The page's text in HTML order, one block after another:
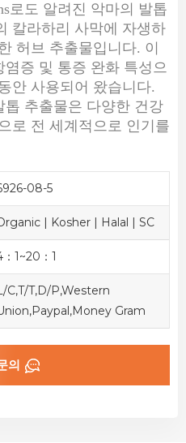
로도 알려진 악마의 발톱
칼라하리 사막에 자생하
허브 추출물입니다. 이
증 및 통증 완화 특성으
안 사용되어 왔습니다.
추출물은 다양한 건강
로 전 세계적으로 인기를
08-5
| Kosher | Halal | SC
1~20：1
C,T/T,D/P,Western
Gram
의